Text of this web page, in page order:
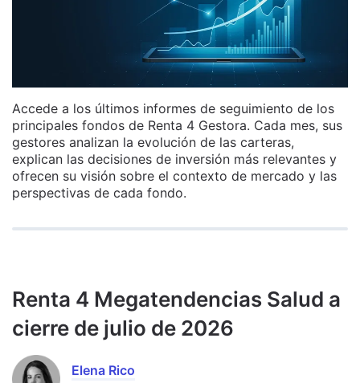
Accede a los últimos informes de seguimiento de los
principales fondos de Renta 4 Gestora. Cada mes, sus
gestores analizan la evolución de las carteras,
explican las decisiones de inversión más relevantes y
ofrecen su visión sobre el contexto de mercado y las
perspectivas de cada fondo.
Renta 4 Megatendencias Salud a
cierre de julio de 2026
Elena Rico